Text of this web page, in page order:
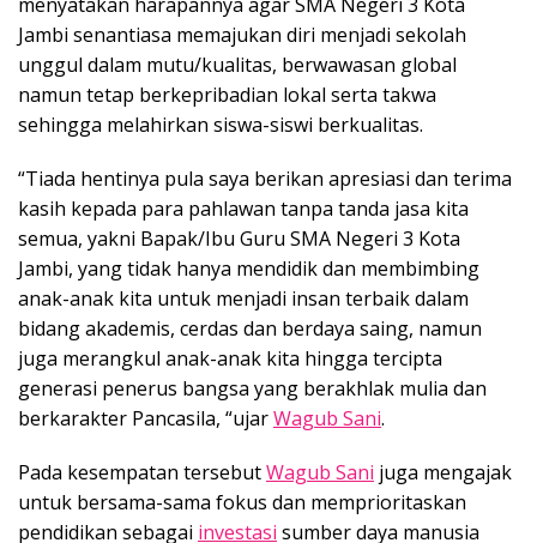
Jambi senantiasa memajukan diri menjadi sekolah
unggul dalam mutu/kualitas, berwawasan global
namun tetap berkepribadian lokal serta takwa
sehingga melahirkan siswa-siswi berkualitas.
“Tiada hentinya pula saya berikan apresiasi dan terima
kasih kepada para pahlawan tanpa tanda jasa kita
semua, yakni Bapak/Ibu Guru SMA Negeri 3 Kota
Jambi, yang tidak hanya mendidik dan membimbing
anak-anak kita untuk menjadi insan terbaik dalam
bidang akademis, cerdas dan berdaya saing, namun
juga merangkul anak-anak kita hingga tercipta
generasi penerus bangsa yang berakhlak mulia dan
berkarakter Pancasila, “ujarWagub Sani.
Pada kesempatan tersebutWagub Sani juga mengajak
untuk bersama-sama fokus dan memprioritaskan
pendidikan sebagai investasi sumber daya manusia